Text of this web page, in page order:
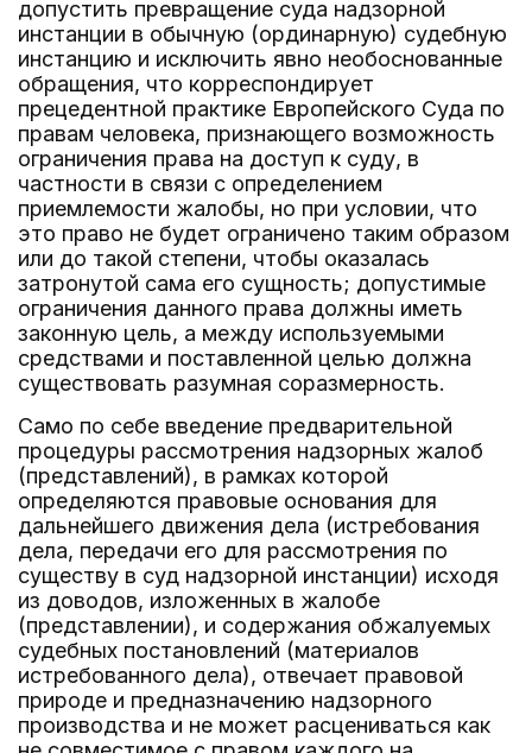
допустить превращение суда надзорной
инстанции в обычную (ординарную) судебную
инстанцию и исключить явно необоснованные
обращения, что корреспондирует
прецедентной практике Европейского Суда по
правам человека, признающего возможность
ограничения права на доступ к суду, в
частности в связи с определением
приемлемости жалобы, но при условии, что
это право не будет ограничено таким образом
или до такой степени, чтобы оказалась
затронутой сама его сущность; допустимые
ограничения данного права должны иметь
законную цель, а между используемыми
средствами и поставленной целью должна
существовать разумная соразмерность.
Само по себе введение предварительной
процедуры рассмотрения надзорных жалоб
(представлений), в рамках которой
определяются правовые основания для
дальнейшего движения дела (истребования
дела, передачи его для рассмотрения по
существу в суд надзорной инстанции) исходя
из доводов, изложенных в жалобе
(представлении), и содержания обжалуемых
судебных постановлений (материалов
истребованного дела), отвечает правовой
природе и предназначению надзорного
производства и не может расцениваться как